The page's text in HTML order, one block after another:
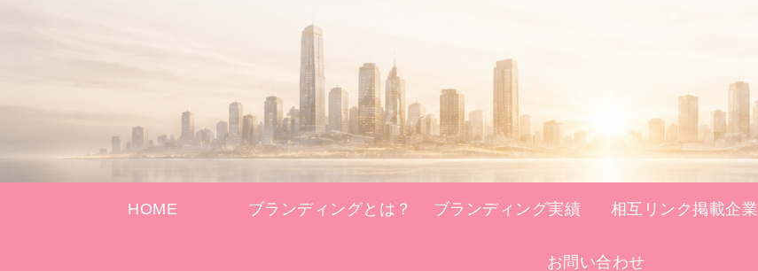
HOME ブランディングとは？ ブランディング実績 相互リンク掲載企業
お問い合わせ